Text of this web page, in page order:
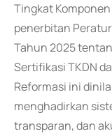
Tingkat
penerbitan
Tahun 2025
Sertifikasi TKDN
Reformasi ini
menghadirkan
transparan, dan